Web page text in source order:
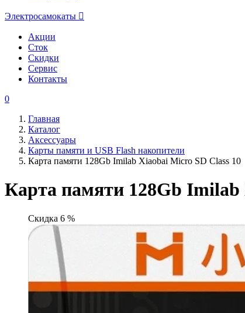
Электросамокаты
Акции
Сток
Скидки
Сервис
Контакты
0
Главная
Каталог
Аксессуары
Карты памяти и USB Flash накопители
Карта памяти 128Gb Imilab Xiaobai Micro SD Class 10
Карта памяти 128Gb Imilab
Скидка 6 %